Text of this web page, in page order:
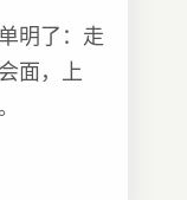
明了：走
面，上